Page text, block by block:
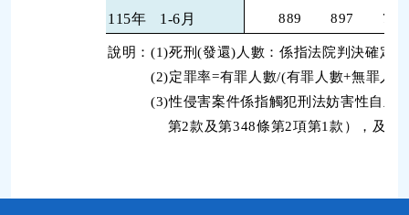
115年 1-6月 889 897 761
說明：(1)死刑(發還)人數：係指法院判決確定
(2)定罪率=有罪人數/(有罪人數+無罪人數
(3)性侵害案件係指觸犯刑法妨害性自主罪（
第2款及第348條第2項第1款），及其特